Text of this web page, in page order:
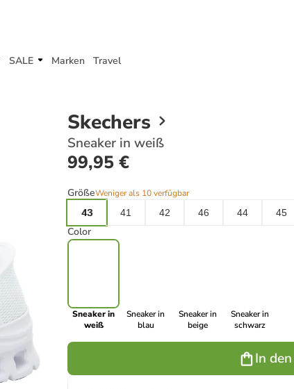
SALE Marken Travel
Skechers
Sneaker in weiß
99,95 €
GrößeWeniger als 10 verfügbar
43
41 42 46 44 45
Color
Sneaker in
weiß
Sneaker in
blau
Sneaker in
beige
Sneaker in
schwarz
In